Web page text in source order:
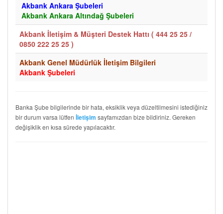
Akbank Ankara Şubeleri
Akbank Ankara Altındağ Şubeleri
Akbank İletişim & Müşteri Destek Hattı ( 444 25 25 /
0850 222 25 25 )
Akbank Genel Müdürlük İletişim Bilgileri
Akbank Şubeleri
Banka Şube bilgilerinde bir hata, eksiklik veya düzeltilmesini istediğiniz
bir durum varsa lütfen İletişim sayfamızdan bize bildiriniz. Gereken
değişiklik en kısa sürede yapılacaktır.